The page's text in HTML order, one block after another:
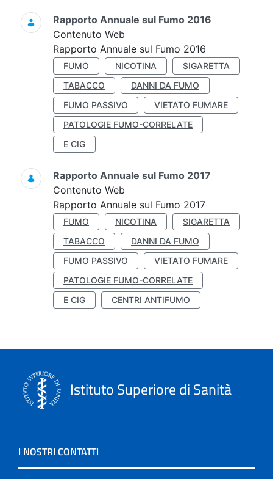
Ricerca
Rapporto Annuale sul Fumo 2016
Contenuto Web
Rapporto Annuale sul Fumo 2016
FUMO NICOTINA
SIGARETTA
TABACCO
DANNI DA FUMO
FUMO PASSIVO
VIETATO FUMARE
PATOLOGIE FUMO-CORRELATE
E CIG
Rapporto Annuale sul Fumo 2017
Contenuto Web
Rapporto Annuale sul Fumo 2017
FUMO NICOTINA
SIGARETTA
TABACCO
DANNI DA FUMO
FUMO PASSIVO
VIETATO FUMARE
PATOLOGIE FUMO-CORRELATE
E CIG
CENTRI ANTIFUMO
Istituto Superiore di Sanità
I NOSTRI CONTATTI